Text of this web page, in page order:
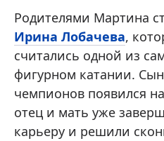
Родителями Мартина
Ирина Лобачева,
считались одной из
фигурном катании.
чемпионов появился
отец и мать уже
карьеру и решили